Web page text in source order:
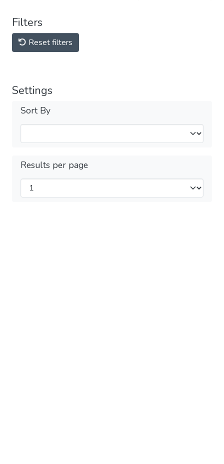
Filters
Reset filters
Settings
Sort By
Results per page